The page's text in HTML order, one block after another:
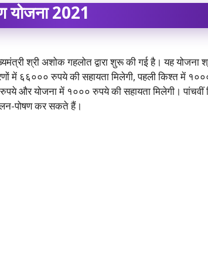
योजना 2021
श्री अशोक गहलोत द्वारा शुरू की गई है। यह योजना
में ६६००० रुपये की सहायता मिलेगी, पहली किश्त में
और योजना में १००० रुपये की सहायता मिलेगी। पांचवीं
पोषण कर सकते हैं।